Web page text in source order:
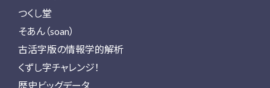
つくし堂
そあん（soan）
古活字版の情報学的解析
くずし字チャレンジ！
歴史ビッグデータ